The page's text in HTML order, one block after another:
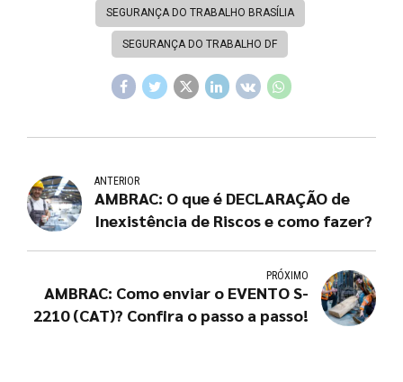
SEGURANÇA DO TRABALHO BRASÍLIA
SEGURANÇA DO TRABALHO DF
ANTERIOR
AMBRAC: O que é DECLARAÇÃO de
Inexistência de Riscos e como fazer?
PRÓXIMO
AMBRAC: Como enviar o EVENTO S-
2210 (CAT)? Confira o passo a passo!